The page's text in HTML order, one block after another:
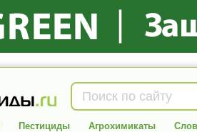
Пестициды Агрохимикаты